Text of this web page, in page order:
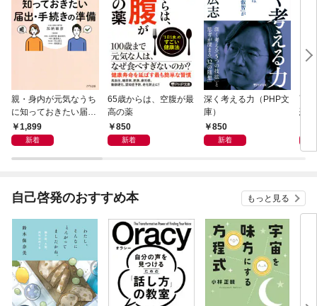
親・身内が元気なうち
に知っておきたい届
出・手続きの準備（き
ずな出版）
1,899
新着
65歳からは、空腹が最
高の薬
850
新着
深く考える力（PHP文
庫）
850
新着
面
恐
自己啓発のおすすめ本 もっと見る